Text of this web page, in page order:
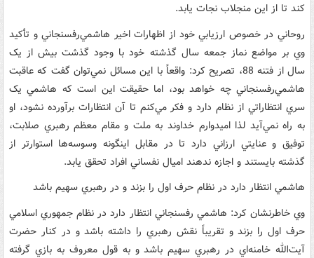
کند تا از اين منجلاب نجات يابد.
روحاني در خصوص ارزيابي خود از اظهارات اخير هاشمي‌رفسنجاني و تأکيد
وي بر مواضع نماز جمعه سال گذشته خود با وجود گذشت بيش از يک
سال از فتنه 88، تصريح کرد: واقعاً با اين مسائل نمي‌توان گفت که عاقبت
هاشمي‌رفسنجاني چه خواهد بود، اما حقيقت اين است که هاشمي يک
سري انتظاراتي از نظام دارد و فکر مي‌کنم تا آن انتظارات ‌برآورده نشود، او
به راه نمي‌آيد لذا اميدوارم خداوند به ملت و مقام معظم رهبري صلابت،
توفيق و عنايتي ارزاني دارد تا در مقابل اينگونه وسوسه‌ها استوارتر از
گذشته بايستند و اجازه ندهند اميال نفساني افراد تحقق يابد.
هاشمي انتظار دارد در نظام حرف اول را بزند و در ‌رهبري سهيم باشد
وي خاطرنشان کرد: هاشمي رفسنجاني انتظار دارد ‌در نظام جمهوري اسلامي
حرف اول را بزند و تقريباً نقش رهبري را داشته باشد و در کنار حضرت
آيت‌الله خامنه‌اي در رهبري سهيم باشد و به قول معروف به بازي گرفته